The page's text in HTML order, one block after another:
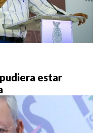
estar